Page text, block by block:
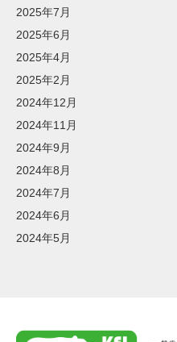
2025年7月
2025年6月
2025年4月
2025年2月
2024年12月
2024年11月
2024年9月
2024年8月
2024年7月
2024年6月
2024年5月